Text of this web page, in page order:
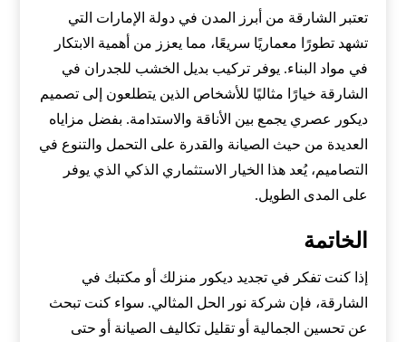
تعتبر الشارقة من أبرز المدن في دولة الإمارات التي
تشهد تطورًا معماريًا سريعًا، مما يعزز من أهمية الابتكار
في مواد البناء. يوفر تركيب بديل الخشب للجدران في
الشارقة خيارًا مثاليًا للأشخاص الذين يتطلعون إلى تصميم
ديكور عصري يجمع بين الأناقة والاستدامة. بفضل مزاياه
العديدة من حيث الصيانة والقدرة على التحمل والتنوع في
التصاميم، يُعد هذا الخيار الاستثماري الذكي الذي يوفر
على المدى الطويل.
الخاتمة
إذا كنت تفكر في تجديد ديكور منزلك أو مكتبك في
الشارقة، فإن شركة نور الحل المثالي. سواء كنت تبحث
عن تحسين الجمالية أو تقليل تكاليف الصيانة أو حتى